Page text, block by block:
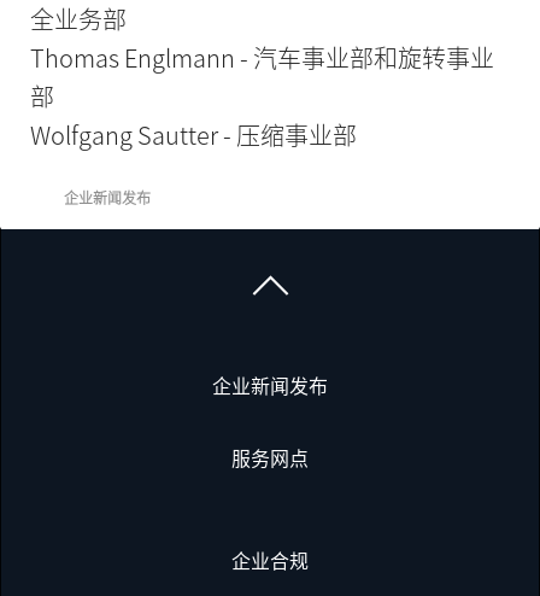
全业务部
Thomas Englmann - 汽车事业部和旋转事业
部
Wolfgang Sautter - 压缩事业部
企业新闻发布
企业新闻发布
服务网点
企业合规